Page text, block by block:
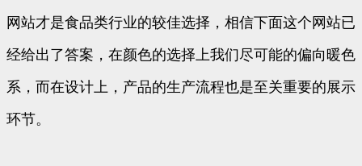
网站才是食品类行业的较佳选择，相信下面这个网站已
经给出了答案，在颜色的选择上我们尽可能的偏向暖色
系，而在设计上，产品的生产流程也是至关重要的展示
环节。